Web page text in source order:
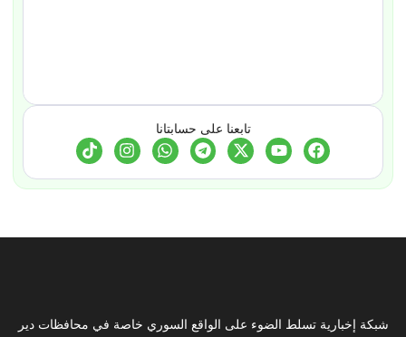
تابعنا على حسابتانا
شبكة إخبارية تسلط الضوء على الواقع السوري خاصة في محافظات دير